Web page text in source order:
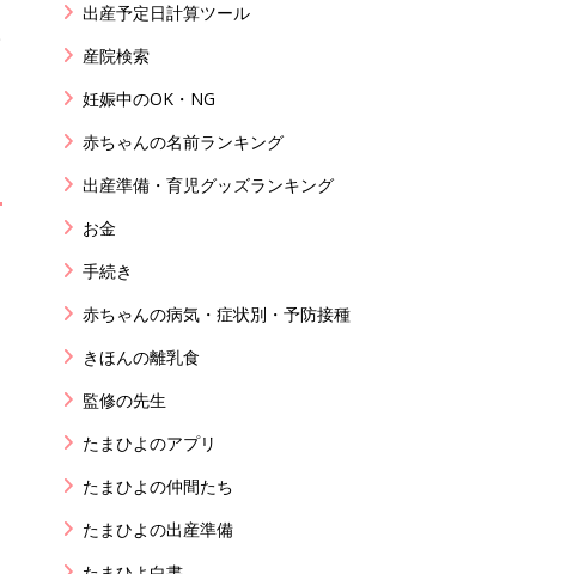
出産予定日計算ツール
産院検索
妊娠中のOK・NG
赤ちゃんの名前ランキング
出産準備・育児グッズランキング
お金
手続き
赤ちゃんの病気・症状別・予防接種
きほんの離乳食
監修の先生
たまひよのアプリ
たまひよの仲間たち
たまひよの出産準備